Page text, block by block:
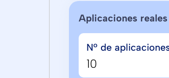
Aplicaciones reales
Nº de
10